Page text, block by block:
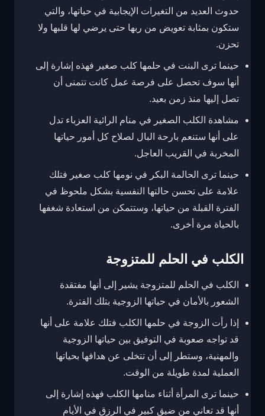
حدوث العديد من التغيرات الإيجابية في حياتها، والتي
ستكون بمثابة تعويض من ربها حتى يرضي لها قلبها ولا
تحزن.
حينما ترى البنت في حلمها كلب صغير فهذه إشارة إلى
أنها سوف تحصل على فرصة عمل كانت تتمنى أن
تصل إليها منذ زمن بعيد.
مشاهدة الكلب الصغير في منام الرائية العزباء تدل
على أنها ستنعم بارحة البال لصلاح كل أمور حياتها
المخربة في القريب العاجل.
حينما ترى الحالمة البكر في نومها كلب صغير فتلك
علامة على تحسن حالتها النفسية بشكل ملحوظ في
الفترة القبلة من حياتها، وستتمكن من استعادة شغفها
بالحياة مرة أخرى.
الكلب في الحلم للمتزوجة
الكلب في الحلم للمتزوجة يشير إلى أنها مفتقدة
الشعور بالأمان في حياتها الزوجية بتلك الفترة.
إذا رأت الزوجة في حلمها الكلب فتلك علامة على أنها
قد تواجه صعوبة في التوفيق بين حياتها الزوجية
والمهنية، وستطر إلى أن تتخلى عن هدافها بحياتها
العملية لمدة طويلة من الوقت.
حينما ترى المرأة أثناء منامها الكلب فهذه إشارة إلى
أنها قد تعاني من ضيق كبير في الرزق في الأيام